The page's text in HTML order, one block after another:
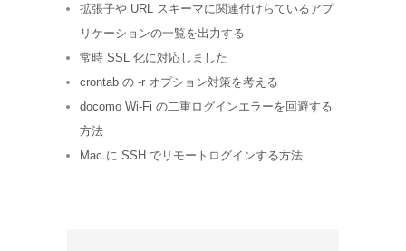
拡張子や URL スキーマに関連付けらているアプ
リケーションの一覧を出力する
常時 SSL 化に対応しました
crontab の -r オプション対策を考える
docomo Wi-Fi の二重ログインエラーを回避する
方法
Mac に SSH でリモートログインする方法